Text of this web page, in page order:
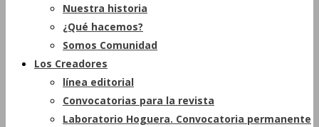
Nuestra historia
¿Qué hacemos?
Somos Comunidad
Los Creadores
línea editorial
Convocatorias para la revista
Laboratorio Hoguera. Convocatoria permanente